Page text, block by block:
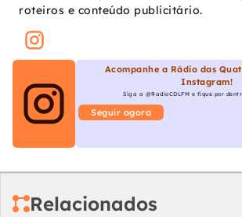
roteiros e conteúdo publicitário.
Acompanhe a Rádio das
Instagram!
Siga a @RadioCDLFM e fique por
Seguir agora
Relacionados